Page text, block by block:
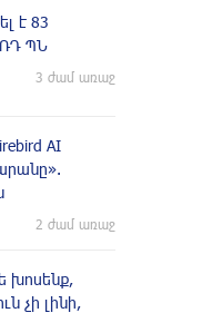
է 83
ՊՆ
3 ժամ առաջ
AI
2 ժամ առաջ
խոսենք,
չի լինի,